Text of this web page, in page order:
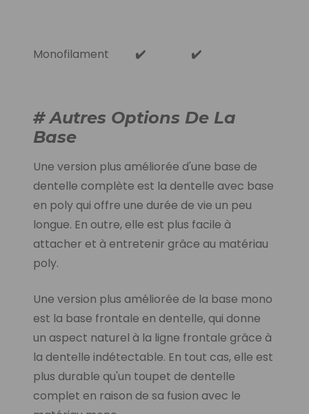
Monofilament ✔️ ✔️
# Autres Options De La
Base
Une version plus améliorée d'une base de
dentelle complète est la dentelle avec base
en poly qui offre une durée de vie un peu
longue. En outre, elle est plus facile à
attacher et à entretenir grâce au matériau
poly.
Une version plus améliorée de la base mono
est la base frontale en dentelle, qui donne
un aspect naturel à la ligne frontale grâce à
la dentelle indétectable. En tout cas, elle est
plus durable qu'un toupet de dentelle
complet en raison de sa fusion avec le